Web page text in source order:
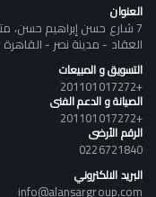
العنوان
7 شارع حسن إبراهيم
العقاد - مدينة نصر - القاهرة
التسويق و المبيعات
+201101017272
الصيانة و الدعم الفنى
+201101017272
الرقم الأرضى
0226721840
البريد الالكتروني
info@alansargroup.com